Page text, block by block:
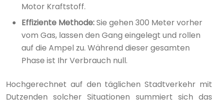
Motor Kraftstoff.
Effiziente Methode:Sie gehen 300 Meter vorher
vom Gas, lassen den Gang eingelegt und rollen
auf die Ampel zu. Während dieser gesamten
Phase ist Ihr Verbrauch null.
Hochgerechnet auf den täglichen Stadtverkehr mit
Dutzenden solcher Situationen summiert sich das